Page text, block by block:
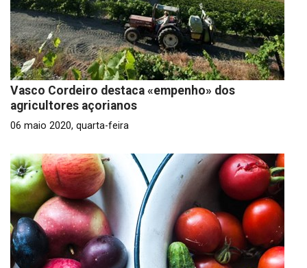
Vasco Cordeiro destaca «empenho» dos
agricultores açorianos
06 maio 2020, quarta-feira